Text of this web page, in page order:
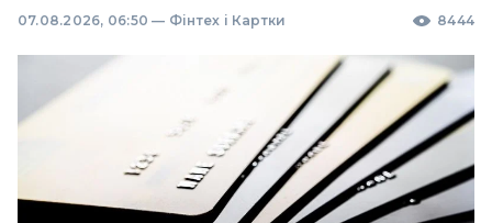
07.08.2026, 06:50 — Фінтех і Картки 8444